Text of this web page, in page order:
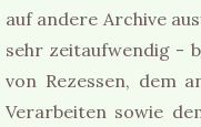
auf andere Archive
sehr zeitaufwendig -
von Rezessen, dem
Verarbeiten sowie